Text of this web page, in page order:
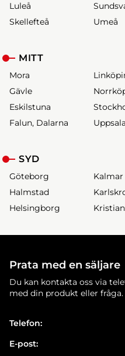
Luleå
Skellefteå
Umeå
MITT
Mora
Gävle
Eskilstuna
Falun, Dalarna
Uppsala
SYD
Göteborg
Halmstad
Helsingborg
Kalmar
Prata med en säljare
Du kan kontakta oss via
med din produkt eller fråga.
Telefon:
E-post: